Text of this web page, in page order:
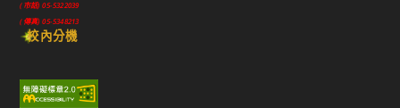
(市話) 05-5322039
(傳真) 05-5348213
校內分機